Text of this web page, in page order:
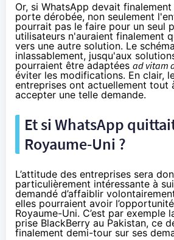
Or, si WhatsApp devait
porte dérobée, non seulement
pourrait pas le faire pour un seul
utilisateurs n'auraient finalement
vers une autre solution. Le
inlassablement, jusqu'aux
pourraient être adaptées ad vitam
éviter les modifications. En clair,
entreprises ont actuellement tout
accepter une telle demande.
Et si WhatsApp
Royaume-Uni ?
L’attitude des entreprises sera
particulièrement intéressante à
demandé d’affaiblir
elles pourraient avoir
Royaume-Uni. C’est par exemple
prise BlackBerry au Pakistan, ce
finalement demi-tour sur ses